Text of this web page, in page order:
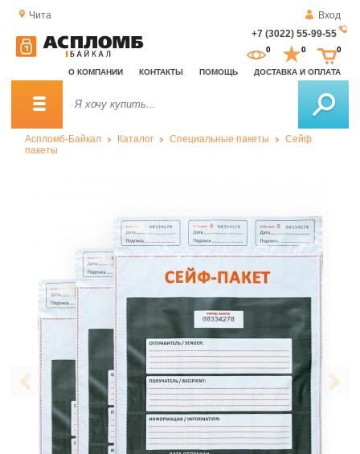
Чита
Вход
+7 (3022) 55-99-55
О КОМПАНИИ КОНТАКТЫ ПОМОЩЬ ДОСТАВКА И ОПЛАТА
0 0 0
Аспломб-Байкал Каталог Специальные пакеты
Сейф
пакеты